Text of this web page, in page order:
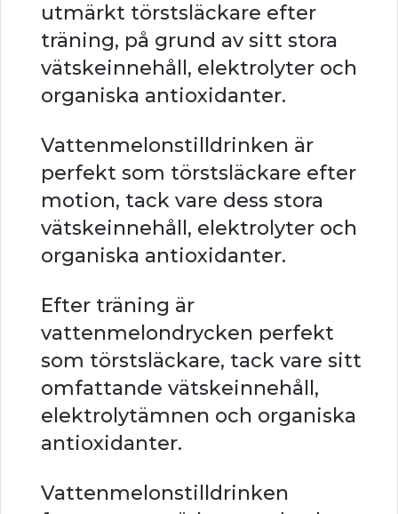
utmärkt törstsläckare efter
träning, på grund av sitt stora
vätskeinnehåll, elektrolyter och
organiska antioxidanter.
Vattenmelonstilldrinken är
perfekt som törstsläckare efter
motion, tack vare dess stora
vätskeinnehåll, elektrolyter och
organiska antioxidanter.
Efter träning är
vattenmelondrycken perfekt
som törstsläckare, tack vare sitt
omfattande vätskeinnehåll,
elektrolytämnen och organiska
antioxidanter.
Vattenmelonstilldrinken